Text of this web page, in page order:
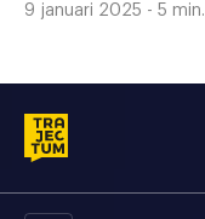
9 januari 2025 - 5 min.